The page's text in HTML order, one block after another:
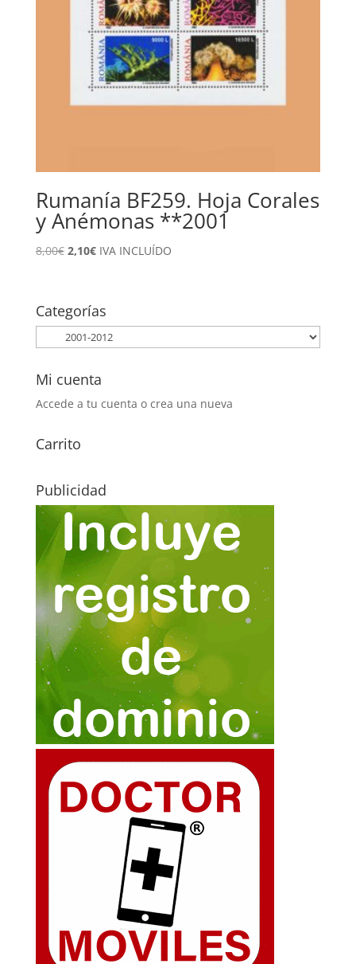
Rumanía BF259. Hoja Corales
y Anémonas **2001
8,00€ El
era:
8,00€.
2,10€El
es:
2,10€.
IVA INCLUÍDO
Categorías
Mi cuenta
Accede a tu cuenta o crea una nueva
Carrito
Publicidad